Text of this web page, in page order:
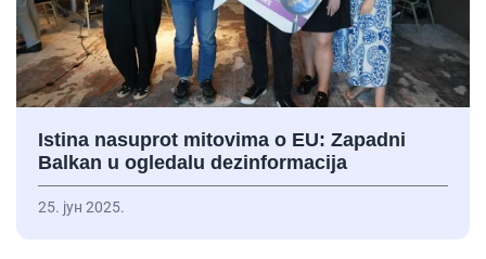
Istina nasuprot mitovima o EU: Zapadni
Balkan u ogledalu dezinformacija
25. јун 2025.